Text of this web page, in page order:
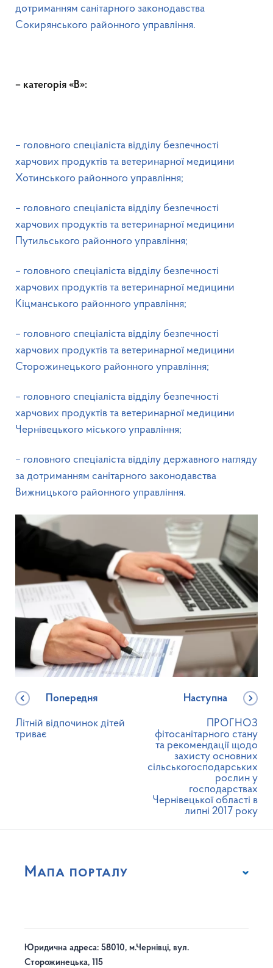
дотриманням санітарного законодавства
Сокирянського районного управління.
– категорія «В»:
– головного спеціаліста відділу безпечності
харчових продуктів та ветеринарної медицини
Хотинського районного управління;
– головного спеціаліста відділу безпечності
харчових продуктів та ветеринарної медицини
Путильського районного управління;
– головного спеціаліста відділу безпечності
харчових продуктів та ветеринарної медицини
Кіцманського районного управління;
– головного спеціаліста відділу безпечності
харчових продуктів та ветеринарної медицини
Сторожинецького районного управління;
– головного спеціаліста відділу безпечності
харчових продуктів та ветеринарної медицини
Чернівецького міського управління;
– головного спеціаліста відділу державного нагляду
за дотриманням санітарного законодавства
Вижницького районного управління.
Попередня
Літній відпочинок дітей
триває
Наступна
ПРОГНОЗ
фітосанітарного стану
та рекомендації щодо
захисту основних
сільськогосподарських
рослин у
господарствах
Чернівецької області в
липні 2017 року
Мапа порталу
Юридична адреса: 58010, м.Чернівці, вул.
Сторожинецька, 115